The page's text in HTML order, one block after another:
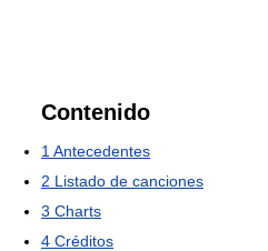
Contenido
1 Antecedentes
2 Listado de canciones
3 Charts
4 Créditos